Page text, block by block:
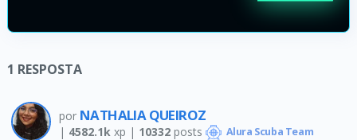
1 RESPOSTA
por NATHALIA QUEIROZ
| 4582.1k xp | 10332posts Alura Scuba Team